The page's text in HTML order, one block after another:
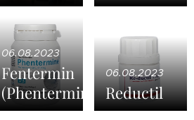
06.08.2023
Fentermin
(Phentermine)
06.08.2023
Reductil